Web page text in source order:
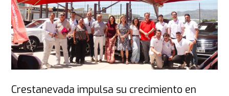
Crestanevada impulsa su crecimiento en